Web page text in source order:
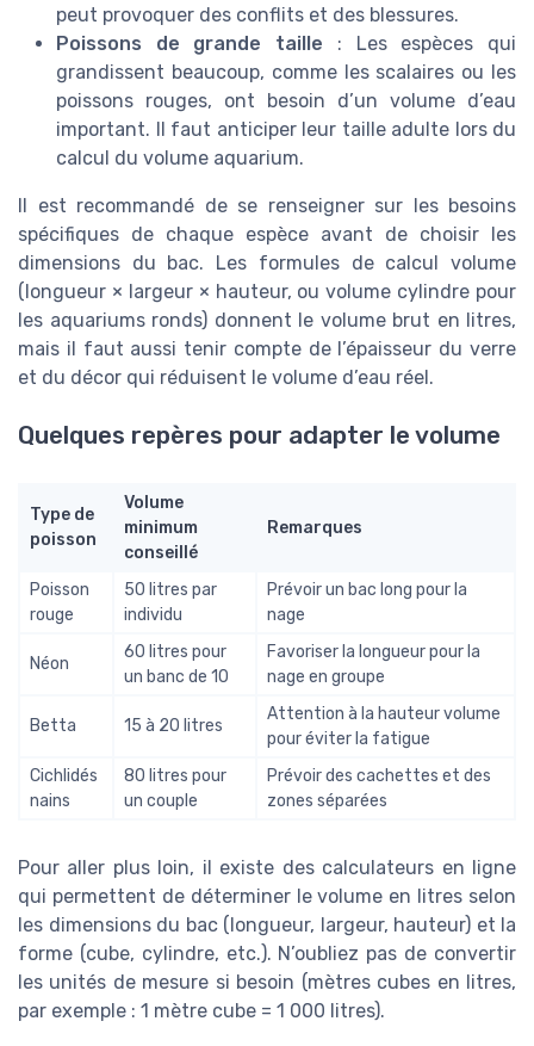
peut provoquer des conflits et des blessures.
Poissons de grande taille : Les espèces qui
grandissent beaucoup, comme les scalaires ou les
poissons rouges, ont besoin d’un volume d’eau
important. Il faut anticiper leur taille adulte lors du
calcul du volume aquarium.
Il est recommandé de se renseigner sur les besoins
spécifiques de chaque espèce avant de choisir les
dimensions du bac. Les formules de calcul volume
(longueur × largeur × hauteur, ou volume cylindre pour
les aquariums ronds) donnent le volume brut en litres,
mais il faut aussi tenir compte de l’épaisseur du verre
et du décor qui réduisent le volume d’eau réel.
Quelques repères pour adapter le volume
Type de
poisson
Volume
minimum
conseillé
Remarques
Poisson
rouge
50 litres par
individu
Prévoir un bac long pour la
nage
Néon
60 litres pour
un banc de 10
Favoriser la longueur pour la
nage en groupe
Betta 15 à 20 litres
Attention à la hauteur volume
pour éviter la fatigue
Cichlidés
nains
80 litres pour
un couple
Prévoir des cachettes et des
zones séparées
Pour aller plus loin, il existe des calculateurs en ligne
qui permettent de déterminer le volume en litres selon
les dimensions du bac (longueur, largeur, hauteur) et la
forme (cube, cylindre, etc.). N’oubliez pas de convertir
les unités de mesure si besoin (mètres cubes en litres,
par exemple : 1 mètre cube = 1 000 litres).